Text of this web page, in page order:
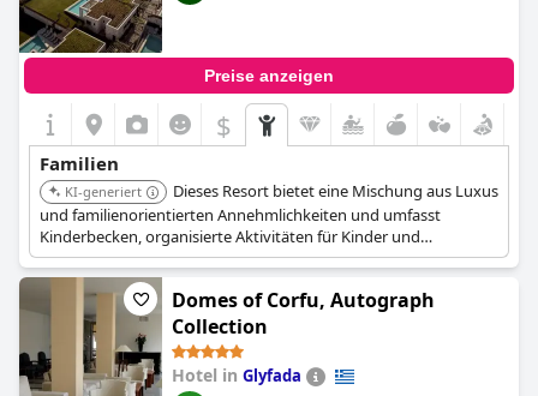
Preise anzeigen
$
Familien
KI-generiert
Dieses Resort bietet eine Mischung aus Luxus
und familienorientierten Annehmlichkeiten und umfasst
Kinderbecken, organisierte Aktivitäten für Kinder und
geräumige Villen, die für Familien geeignet sind. Seine Lage
bietet einfachen Zugang zu Familienausflügen.
Domes of Corfu, Autograph
Collection
Hotel in Glyfada